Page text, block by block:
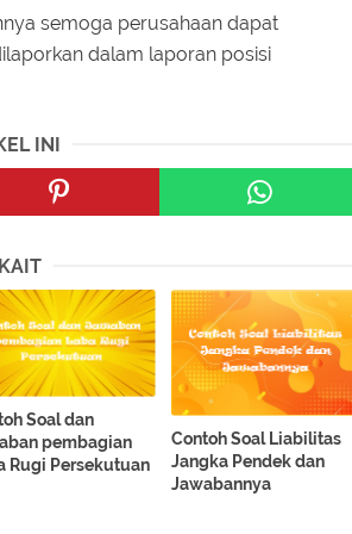
semoga perusahaan dapat
dalam laporan posisi
INI
Soal dan
pembagian
Rugi Persekutuan
Contoh Soal Liabilitas
Jangka Pendek dan
Jawabannya